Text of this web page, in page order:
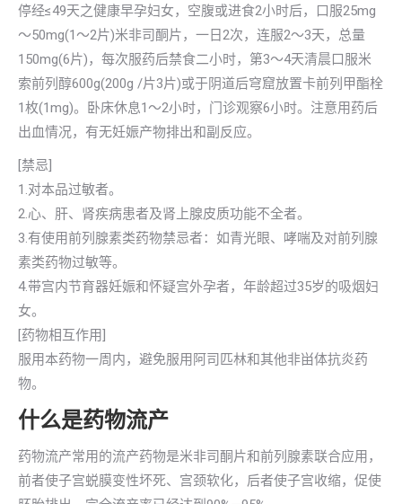
停经≤49天之健康早孕妇女，空腹或进食2小时后，口服25mg
～50mg(1～2片)米非司酮片，一日2次，连服2～3天，总量
150mg(6片)，每次服药后禁食二小时，第3～4天清晨口服米
索前列醇600g(200g /片3片)或于阴道后穹窟放置卡前列甲酯栓
1枚(1mg)。卧床休息1～2小时，门诊观察6小时。注意用药后
出血情况，有无妊娠产物排出和副反应。
[禁忌]
1.对本品过敏者。
2.心、肝、肾疾病患者及肾上腺皮质功能不全者。
3.有使用前列腺素类药物禁忌者：如青光眼、哮喘及对前列腺
素类药物过敏等。
4.带宫内节育器妊娠和怀疑宫外孕者，年龄超过35岁的吸烟妇
女。
[药物相互作用]
服用本药物一周内，避免服用阿司匹林和其他非畄体抗炎药
物。
什么是药物流产
药物流产常用的流产药物是米非司酮片和前列腺素联合应用，
前者使子宫蜕膜变性坏死、宫颈软化，后者使子宫收缩，促使